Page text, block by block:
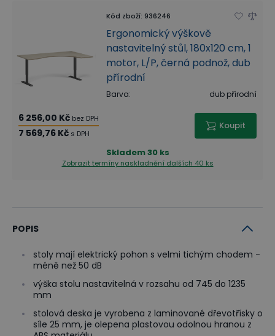
Kód zboží: 936246
Ergonomický výškově
nastavitelný stůl, 180x120 cm, 1
motor, L/P, černá podnož, dub
přírodní
Barva: dub přírodní
6 256,00 Kč bez DPH
7 569,76 Kč s DPH
Koupit
Skladem30 ks
Zobrazit termíny naskladnění dalších 40 ks
POPIS
stoly mají elektrický pohon s velmi tichým chodem -
méně než 50 dB
výška stolu nastavitelná v rozsahu od 745 do 1235
mm
stolová deska je vyrobena z laminované dřevotřísky o
síle 25 mm, je olepena plastovou odolnou hranou z